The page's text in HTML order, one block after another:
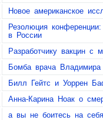
Новое американское
Резолюция
в России
Разработчику вакцин с
Бомба врача Владимира
Билл Гейтс и Уоррен
Анна-Карина Ноак о
а вы не боитесь на